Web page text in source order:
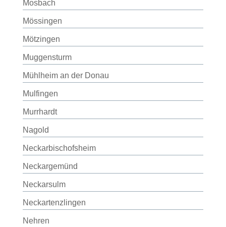
Mosbach
Mössingen
Mötzingen
Muggensturm
Mühlheim an der Donau
Mulfingen
Murrhardt
Nagold
Neckarbischofsheim
Neckargemünd
Neckarsulm
Neckartenzlingen
Nehren